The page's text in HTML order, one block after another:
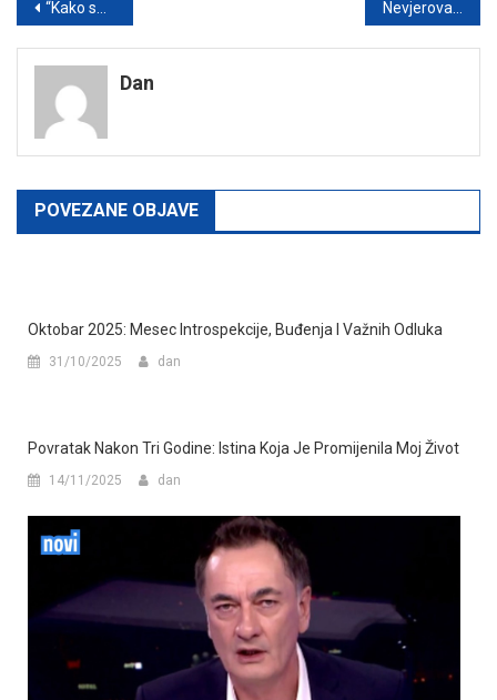
Post
navigation
“Kako sam nenamjerno razotkrila šefa – i još se osjećala krivo”
Dan
POVEZANE OBJAVE
Oktobar 2025: Mesec Introspekcije, Buđenja I Važnih Odluka
31/10/2025 dan
Povratak Nakon Tri Godine: Istina Koja Je Promijenila Moj Život
14/11/2025 dan